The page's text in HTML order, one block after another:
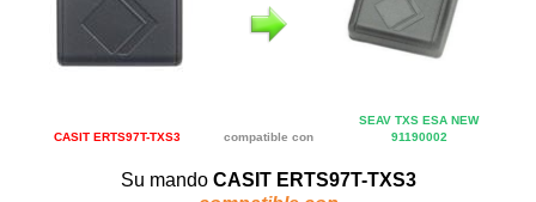
CASIT ERTS97T-TXS3 compatible con
SEAV TXS ESA NEW
91190002
Su mando CASIT ERTS97T-TXS3